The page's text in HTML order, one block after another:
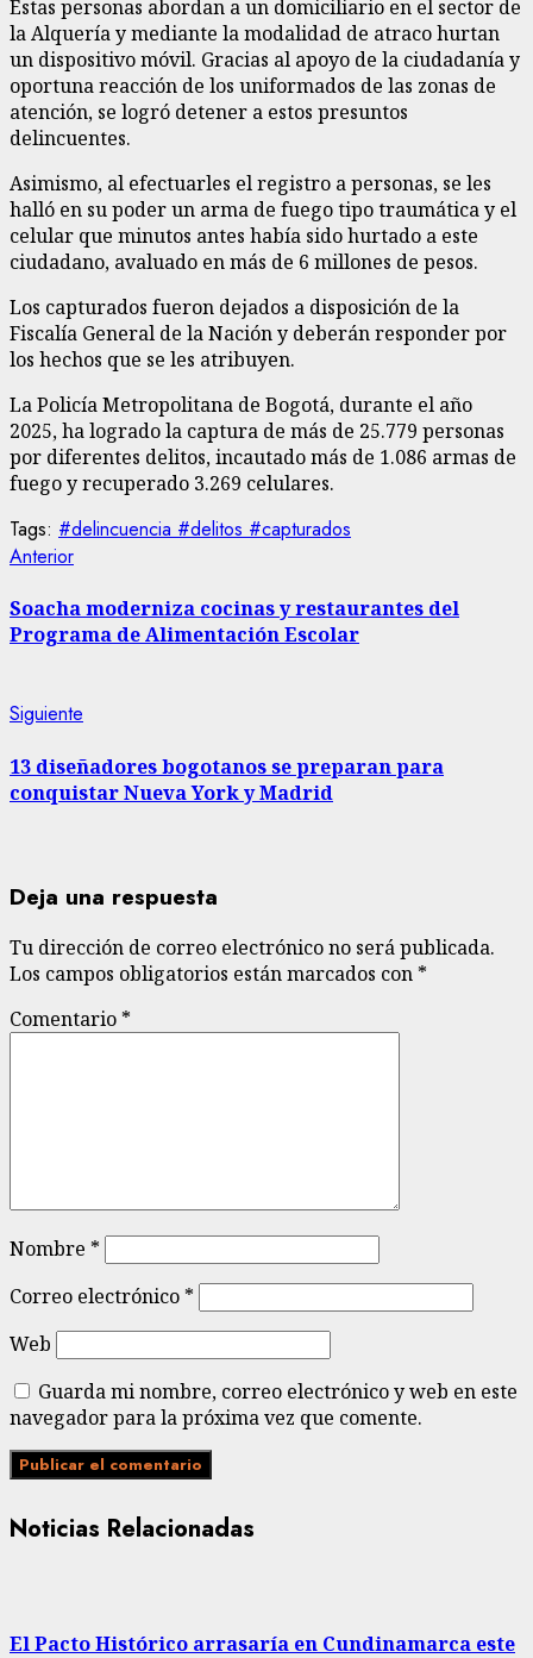
Estas personas abordan a un domiciliario en el sector de
la Alquería y mediante la modalidad de atraco hurtan
un dispositivo móvil. Gracias al apoyo de la ciudadanía y
oportuna reacción de los uniformados de las zonas de
atención, se logró detener a estos presuntos
delincuentes.
Asimismo, al efectuarles el registro a personas, se les
halló en su poder un arma de fuego tipo traumática y el
celular que minutos antes había sido hurtado a este
ciudadano, avaluado en más de 6 millones de pesos.
Los capturados fueron dejados a disposición de la
Fiscalía General de la Nación y deberán responder por
los hechos que se les atribuyen.
La Policía Metropolitana de Bogotá, durante el año
2025, ha logrado la captura de más de 25.779 personas
por diferentes delitos, incautado más de 1.086 armas de
fuego y recuperado 3.269 celulares.
Tags: #delincuencia #delitos #capturados
Sigue
leyendo
AnteriorEntrada
Soacha moderniza cocinas y restaurantes del
Programa de Alimentación Escolar
Siguiente
13 diseñadores bogotanos se preparan para
conquistar Nueva York y Madrid
Deja una respuesta
Tu dirección de correo electrónico no será publicada.
Los campos obligatorios están marcados con *
Comentario *
Nombre *
Correo electrónico *
Web
Guarda mi nombre, correo electrónico y web en este
navegador para la próxima vez que comente.
Noticias Relacionadas
El Pacto Histórico arrasaría en Cundinamarca este